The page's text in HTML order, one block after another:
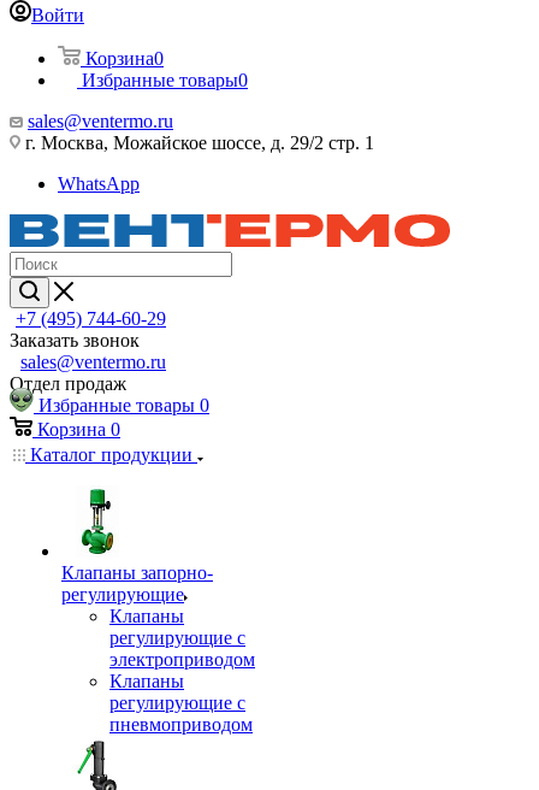
Войти
Корзина0
Избранные товары0
sales@ventermo.ru
г. Москва, Можайское шоссе, д. 29/2 стр. 1
WhatsApp
+7 (495) 744-60-29
Заказать звонок
sales@ventermo.ru
Отдел продаж
Избранные товары 0
Корзина 0
Каталог продукции
Клапаны запорно-
регулирующие
Клапаны
регулирующие с
электроприводом
Клапаны
регулирующие с
пневмоприводом